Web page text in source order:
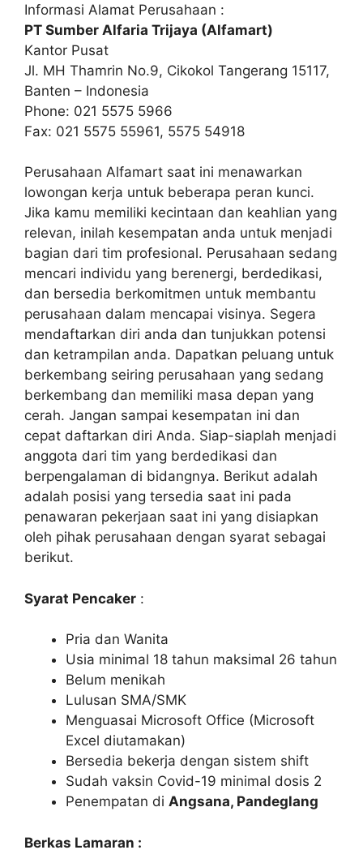
Informasi Alamat Perusahaan :
PT Sumber Alfaria Trijaya (Alfamart)
Kantor Pusat
Jl. MH Thamrin No.9, Cikokol Tangerang 15117,
Banten – Indonesia
Phone: 021 5575 5966
Fax: 021 5575 55961, 5575 54918
Perusahaan Alfamart saat ini menawarkan
lowongan kerja untuk beberapa peran kunci.
Jika kamu memiliki kecintaan dan keahlian yang
relevan, inilah kesempatan anda untuk menjadi
bagian dari tim profesional. Perusahaan sedang
mencari individu yang berenergi, berdedikasi,
dan bersedia berkomitmen untuk membantu
perusahaan dalam mencapai visinya. Segera
mendaftarkan diri anda dan tunjukkan potensi
dan ketrampilan anda. Dapatkan peluang untuk
berkembang seiring perusahaan yang sedang
berkembang dan memiliki masa depan yang
cerah. Jangan sampai kesempatan ini dan
cepat daftarkan diri Anda. Siap-siaplah menjadi
anggota dari tim yang berdedikasi dan
berpengalaman di bidangnya. Berikut adalah
adalah posisi yang tersedia saat ini pada
penawaran pekerjaan saat ini yang disiapkan
oleh pihak perusahaan dengan syarat sebagai
berikut.
Syarat Pencaker :
Pria dan Wanita
Usia minimal 18 tahun maksimal 26 tahun
Belum menikah
Lulusan SMA/SMK
Menguasai Microsoft Office (Microsoft
Excel diutamakan)
Bersedia bekerja dengan sistem shift
Sudah vaksin Covid-19 minimal dosis 2
Penempatan di Angsana, Pandeglang
Berkas Lamaran :